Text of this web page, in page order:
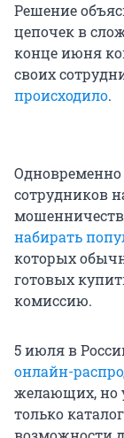
Решение
цепочек в
конце июня
своих
происходило.
сотрудников
мошенничеств
набирать
которых
готовых
комиссию.
5 июля в
онлайн-
желающих, но
только